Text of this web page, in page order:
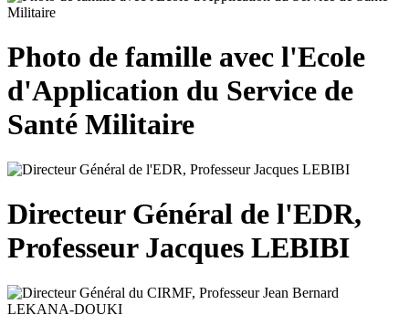
Photo de famille avec l'Ecole
d'Application du Service de
Santé Militaire
Directeur Général de l'EDR,
Professeur Jacques LEBIBI